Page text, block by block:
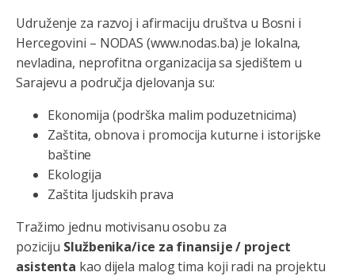
Udruženje za razvoj i afirmaciju društva u Bosni i
Hercegovini – NODAS (www.nodas.ba) je lokalna,
nevladina, neprofitna organizacija sa sjedištem u
Sarajevu a područja djelovanja su:
Ekonomija (podrška malim poduzetnicima)
Zaštita, obnova i promocija kuturne i istorijske
baštine
Ekologija
Zaštita ljudskih prava
Tražimo jednu motivisanu osobu za
poziciju Službenika/ice za finansije / project
asistenta kao dijela malog tima koji radi na projektu